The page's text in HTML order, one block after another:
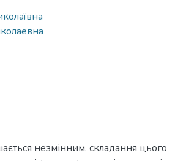
незмінним, складання цього